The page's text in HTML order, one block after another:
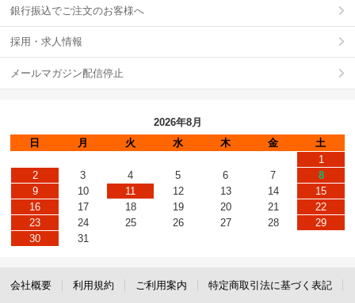
銀行振込でご注文のお客様へ
採用・求人情報
メールマガジン配信停止
2026年8月
日
月 火 水 木 金
土
1
2
3 4 5 6 7
8
9
10 11 12 13 14
15
16
17 18 19 20 21
22
23
24 25 26 27 28
29
30
31
会社概要 利用規約 ご利用案内 特定商取引法に基づく表記